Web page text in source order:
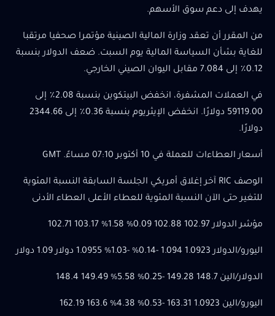
يهدف إلى دعم سوق الأسهم.
من المقرر أن تعقد وزارة المالية الصينية مؤتمرا صحفيا مرتقبا
للغاية بشأن السياسة المالية يوم السبت. ضعف الدولار بنسبة
0.12٪ إلى 7.084 مقابل اليوان الصيني الخارجي.
في العملات المشفرة، انخفض البيتكوين بنسبة 2.08٪ إلى
59119.00 دولارًا. انخفض الإيثريوم بنسبة 0.36٪ إلى 2344.66
دولارًا.
أسعار العطاءات للعملة في 10 أكتوبر 07:10 مساءً. GMT
الوصف RIC آخر إغلاق أمريكي الجلسة السابقة النسبة المئوية
للتغير حتى الآن النسبة المئوية للعطاء الأعلى العطاء الأدنى
مؤشر الدولار 102.97 102.88 0.09% 1.58% 103.17 102.71
اليورو/الدولار 1.0923 1.094 -0.14% -1.03% 1.0955 دولار 1.09 دولار
الدولار/الين 148.7 149.28 -0.25% 5.58% 149.49 148.4
اليورو/الين 1.0923 163.31 -0.53% 4.38% 163.6 162.19